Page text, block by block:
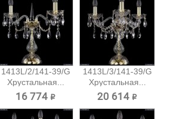
1413L/2/141-39/G
Хрустальная...
16 774 ₽
1413L/3/141-39/G
Хрустальная...
20 614 ₽